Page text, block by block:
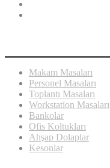
Makam Masaları
Personel Masaları
Toplantı Masaları
Workstation Masaları
Bankolar
Ofis Koltukları
Ahşap Dolaplar
Kesonlar